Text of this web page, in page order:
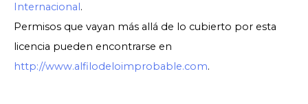
Internacional.
Permisos que vayan más allá de lo cubierto por esta
licencia pueden encontrarse en
http://www.alfilodeloimprobable.com.